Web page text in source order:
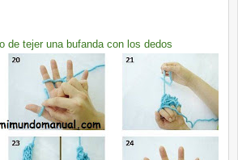
de tejer una bufanda con los dedos